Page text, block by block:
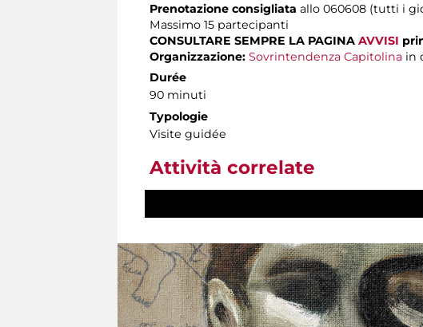
Prenotazione consigliata allo 060608 (tutti i
Massimo 15 partecipanti
CONSULTARE SEMPRE LA PAGINA AVVISI
Organizzazione: Sovrintendenza Capitolina in
Durée
90 minuti
Typologie
Visite guidée
Attività correlate